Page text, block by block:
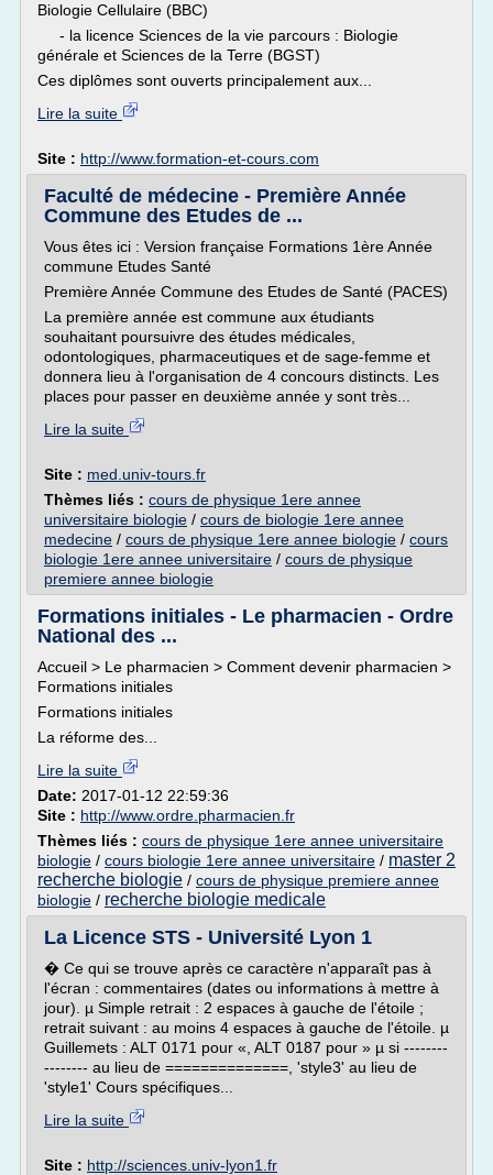
Biologie Cellulaire (BBC)
- la licence Sciences de la vie parcours : Biologie
générale et Sciences de la Terre (BGST)
Ces diplômes sont ouverts principalement aux...
Lire la suite
Site : http://www.formation-et-cours.com
Faculté de médecine - Première Année
Commune des Etudes de ...
Vous êtes ici : Version française Formations 1ère Année
commune Etudes Santé
Première Année Commune des Etudes de Santé (PACES)
La première année est commune aux étudiants
souhaitant poursuivre des études médicales,
odontologiques, pharmaceutiques et de sage-femme et
donnera lieu à l'organisation de 4 concours distincts. Les
places pour passer en deuxième année y sont très...
Lire la suite
Site : med.univ-tours.fr
Thèmes liés : cours de physique 1ere annee
universitaire biologie / cours de biologie 1ere annee
medecine / cours de physique 1ere annee biologie / cours
biologie 1ere annee universitaire / cours de physique
premiere annee biologie
Formations initiales - Le pharmacien - Ordre
National des ...
Accueil > Le pharmacien > Comment devenir pharmacien >
Formations initiales
Formations initiales
La réforme des...
Lire la suite
Date: 2017-01-12 22:59:36
Site : http://www.ordre.pharmacien.fr
Thèmes liés : cours de physique 1ere annee universitaire
biologie / cours biologie 1ere annee universitaire / master 2
recherche biologie / cours de physique premiere annee
biologie / recherche biologie medicale
La Licence STS - Université Lyon 1
� Ce qui se trouve après ce caractère n'apparaît pas à
l'écran : commentaires (dates ou informations à mettre à
jour). µ Simple retrait : 2 espaces à gauche de l'étoile ;
retrait suivant : au moins 4 espaces à gauche de l'étoile. µ
Guillemets : ALT 0171 pour «, ALT 0187 pour » µ si --------
-------- au lieu de ==============, 'style3' au lieu de
'style1' Cours spécifiques...
Lire la suite
Site : http://sciences.univ-lyon1.fr